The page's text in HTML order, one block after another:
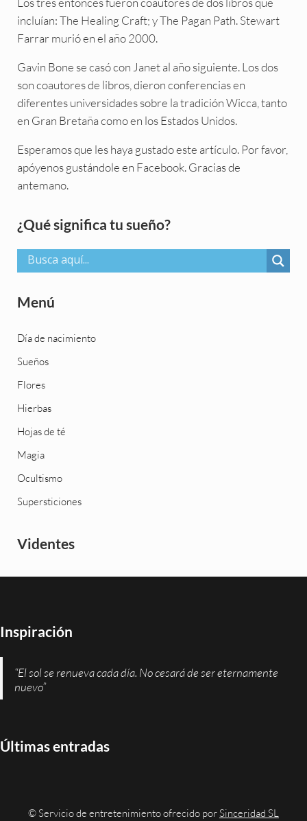
incluían: The Healing Craft; y The Pagan Path. Stewart
Farrar murió en el año 2000.
Gavin Bone se casó con Janet al año siguiente. Los dos
son coautores de libros, dieron conferencias en
diferentes universidades sobre la tradición Wicca, tanto
en Gran Bretaña como en los Estados Unidos.
Esperamos que les haya gustado este artículo. Por favor,
apóyenos gustándole en Facebook. Gracias de
antemano.
Sidebar
¿Qué significa tu sueño?
Menú
Día de nacimiento
Sueños
Flores
Hierbas
Hojas de té
Magia
Ocultismo
Supersticiones
Videntes
Inspiración
“El sol se renueva cada día. No cesará de ser eternamente
nuevo”
Últimas entradas
© Servicio de entretenimiento ofrecido porSinceridad SL